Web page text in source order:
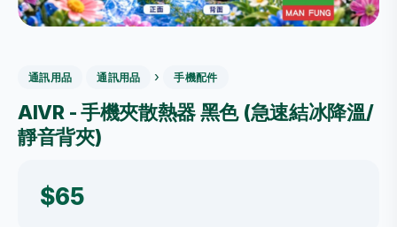
通訊用品 通訊用品 › 手機配件
AIVR - 手機夾散熱器 黑色 (急速結冰降溫/
靜音背夾)
$65